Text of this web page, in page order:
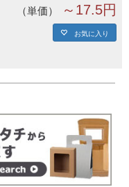
単価 ～17.5円
お気に入り